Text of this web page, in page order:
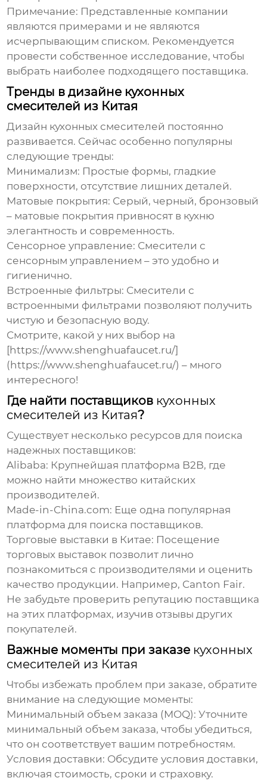
Примечание: Представленные компании
являются примерами и не являются
исчерпывающим списком. Рекомендуется
провести собственное исследование, чтобы
выбрать наиболее подходящего поставщика.
Тренды в дизайне кухонных
смесителей из Китая
Дизайн кухонных смесителей постоянно
развивается. Сейчас особенно популярны
следующие тренды:
Минимализм: Простые формы, гладкие
поверхности, отсутствие лишних деталей.
Матовые покрытия: Серый, черный, бронзовый
– матовые покрытия привносят в кухню
элегантность и современность.
Сенсорное управление: Смесители с
сенсорным управлением – это удобно и
гигиенично.
Встроенные фильтры: Смесители с
встроенными фильтрами позволяют получить
чистую и безопасную воду.
Смотрите, какой у них выбор на
[https://www.shenghuafaucet.ru/]
(https://www.shenghuafaucet.ru/) – много
интересного!
Где найти поставщиков кухонных
смесителей из Китая?
Существует несколько ресурсов для поиска
надежных поставщиков:
Alibaba: Крупнейшая платформа B2B, где
можно найти множество китайских
производителей.
Made-in-China.com: Еще одна популярная
платформа для поиска поставщиков.
Торговые выставки в Китае: Посещение
торговых выставок позволит лично
познакомиться с производителями и оценить
качество продукции. Например, Canton Fair.
Не забудьте проверить репутацию поставщика
на этих платформах, изучив отзывы других
покупателей.
Важные моменты при заказе кухонных
смесителей из Китая
Чтобы избежать проблем при заказе, обратите
внимание на следующие моменты:
Минимальный объем заказа (MOQ): Уточните
минимальный объем заказа, чтобы убедиться,
что он соответствует вашим потребностям.
Условия доставки: Обсудите условия доставки,
включая стоимость, сроки и страховку.